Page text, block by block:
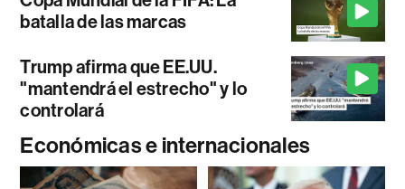
batalla de las marcas
Trump afirma que EE.UU.
"mantendrá el estrecho" y lo
controlará
Económicas e internacionales